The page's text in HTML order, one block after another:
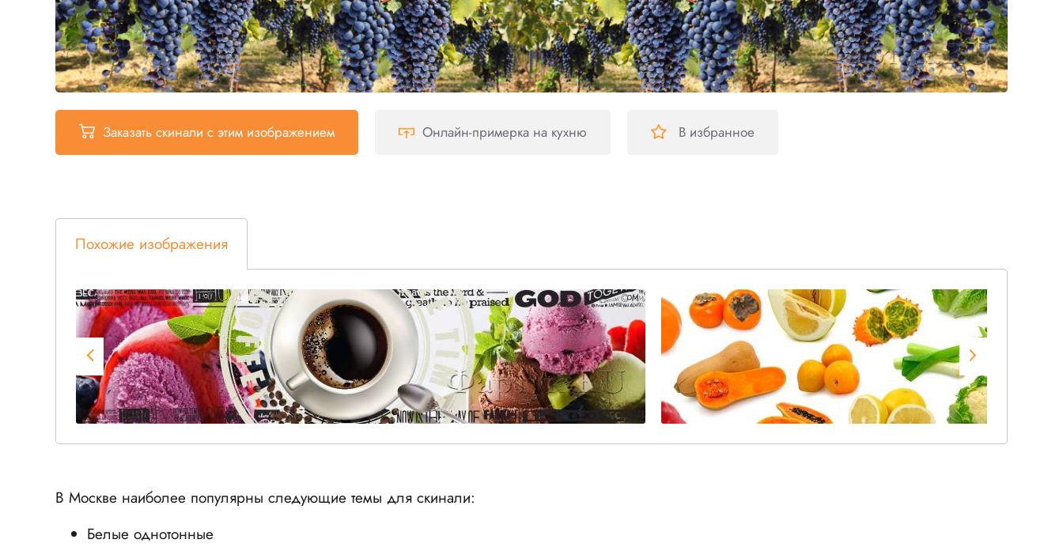
Заказать скинали с этим изображением Онлайн-примерка на кухню В избранное
Похожие изображения
В Москве наиболее популярны следующие темы для скинали:
Белые однотонные